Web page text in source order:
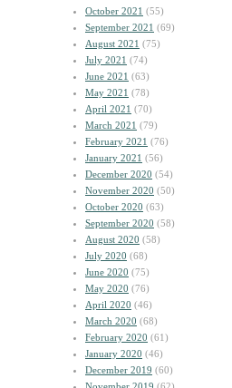
October 2021 (55)
September 2021 (69)
August 2021 (75)
July 2021 (74)
June 2021 (63)
May 2021 (78)
April 2021 (70)
March 2021 (79)
February 2021 (76)
January 2021 (56)
December 2020 (54)
November 2020 (50)
October 2020 (63)
September 2020 (58)
August 2020 (58)
July 2020 (68)
June 2020 (75)
May 2020 (76)
April 2020 (46)
March 2020 (68)
February 2020 (61)
January 2020 (46)
December 2019 (60)